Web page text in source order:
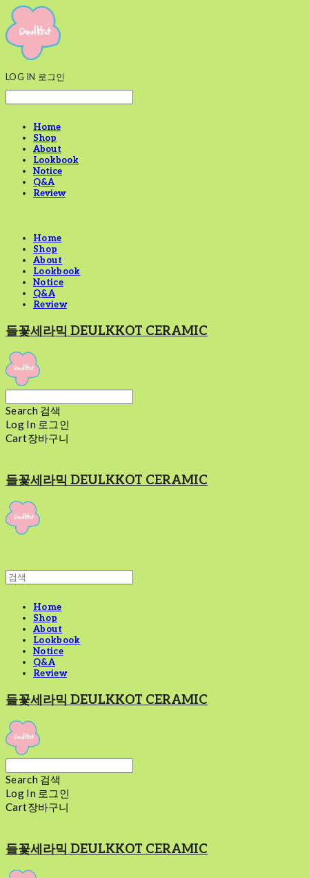
LOG IN 로그인
Home
Shop
About
Lookbook
Notice
Q&A
Review
Home
Shop
About
Lookbook
Notice
Q&A
Review
들꽃세라믹 DEULKKOT CERAMIC
Search 검색
Log In 로그인
Cart장바구니
들꽃세라믹 DEULKKOT CERAMIC
Home
Shop
About
Lookbook
Notice
Q&A
Review
들꽃세라믹 DEULKKOT CERAMIC
Search 검색
Log In 로그인
Cart장바구니
들꽃세라믹 DEULKKOT CERAMIC